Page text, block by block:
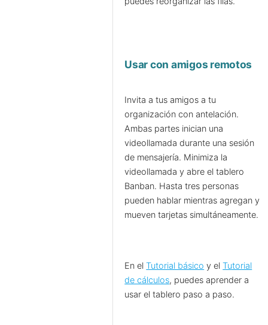
Usar con amigos remotos
Invita a tus amigos a tu
organización con antelación.
Ambas partes inician una
videollamada durante una sesión
de mensajería. Minimiza la
videollamada y abre el tablero
Banban. Hasta tres personas
pueden hablar mientras agregan y
mueven tarjetas simultáneamente.
En elTutorial básico y elTutorial
de cálculos, puedes aprender a
usar el tablero paso a paso.